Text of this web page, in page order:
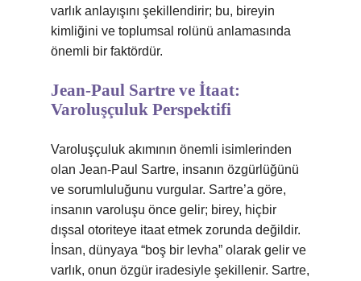
varlık anlayışını şekillendirir; bu, bireyin
kimliğini ve toplumsal rolünü anlamasında
önemli bir faktördür.
Jean-Paul Sartre ve İtaat:
Varoluşçuluk Perspektifi
Varoluşçuluk akımının önemli isimlerinden
olan Jean-Paul Sartre, insanın özgürlüğünü
ve sorumluluğunu vurgular. Sartre’a göre,
insanın varoluşu önce gelir; birey, hiçbir
dışsal otoriteye itaat etmek zorunda değildir.
İnsan, dünyaya “boş bir levha” olarak gelir ve
varlık, onun özgür iradesiyle şekillenir. Sartre,